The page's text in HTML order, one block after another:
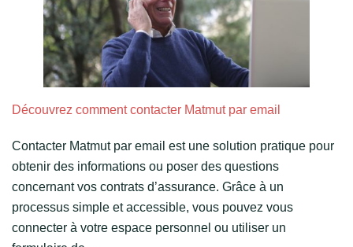
Découvrez comment contacter Matmut par email
Contacter Matmut par email est une solution pratique pour
obtenir des informations ou poser des questions
concernant vos contrats d’assurance. Grâce à un
processus simple et accessible, vous pouvez vous
connecter à votre espace personnel ou utiliser un